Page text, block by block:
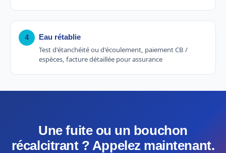
4 Eau rétablie
Test d'étanchéité ou d'écoulement, paiement CB /
espèces, facture détaillée pour assurance
Une fuite ou un bouchon
récalcitrant ? Appelez maintenant.